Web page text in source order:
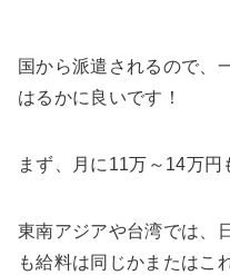
国から派遣されるので、
はるかに良いです！
まず、 月に11万～14万円
東南アジアや台湾では、
も給料は同じかまたはこ